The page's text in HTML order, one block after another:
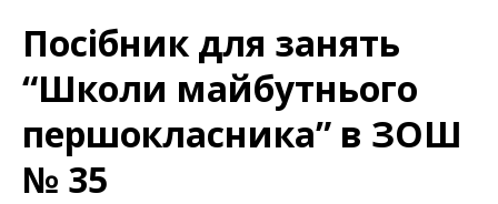
Посібник для занять
“Школи майбутнього
першокласника” в ЗОШ
№ 35